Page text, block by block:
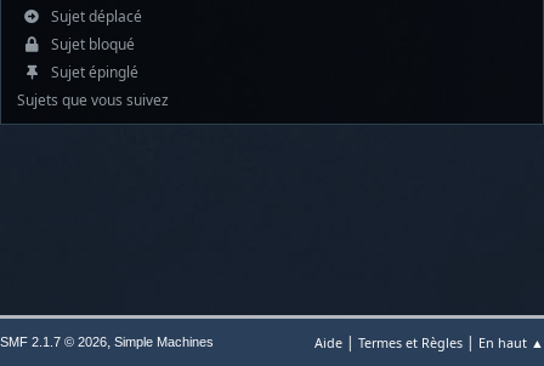
Sujet déplacé
Sujet bloqué
Sujet épinglé
Sujets que vous suivez
Aide | Termes et Règles | En haut ▲
SMF 2.1.7 © 2026, Simple Machines